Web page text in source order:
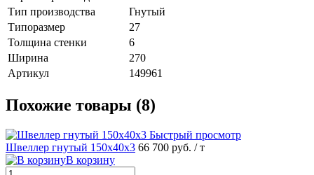
Тип производства
Гнутый
Типоразмер
27
Толщина стенки
6
Ширина
270
Артикул
149961
Похожие товары (8)
Быстрый просмотр
Швеллер гнутый 150х40х3 66 700 руб. / т
В корзину